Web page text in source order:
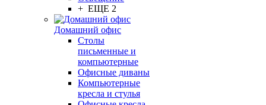
+ ЕЩЕ 2
Домашний офис
Столы
письменные и
компьютерные
Офисные диваны
Компьютерные
кресла и стулья